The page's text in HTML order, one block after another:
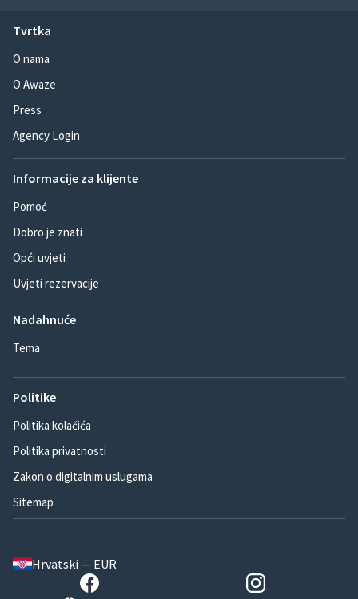
Tvrtka
O nama
O Awaze
Press
Agency Login
Informacije za klijente
Pomoć
Dobro je znati
Opći uvjeti
Uvjeti rezervacije
Nadahnuće
Tema
Politike
Politika kolačića
Politika privatnosti
Zakon o digitalnim uslugama
Sitemap
Hrvatski — EUR